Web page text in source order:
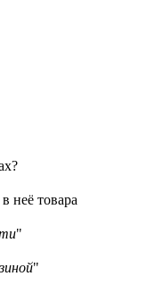
?
неё товара
"
"